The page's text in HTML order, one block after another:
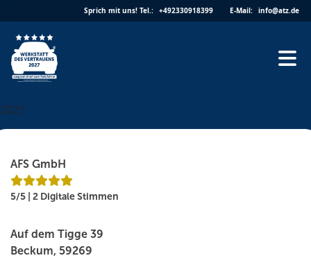
to
content
Sprich mit uns! Tel.: +492330918399 E-Mail: info@atz.de
2027
AFS GmbH
5/5 | 2 Digitale Stimmen
Auf dem Tigge 39
Beckum, 59269